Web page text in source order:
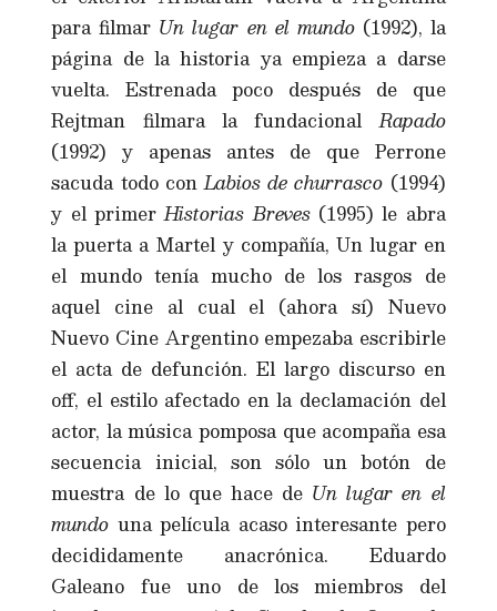
para filmar Un lugar en el mundo (1992), la
página de la historia ya empieza a darse
vuelta. Estrenada poco después de que
Rejtman filmara la fundacionalRapado
(1992) y apenas antes de que Perrone
sacuda todo conLabios de churrasco (1994)
y el primerHistorias Breves(1995) le abra
la puerta a Martel y compañía, Un lugar en
el mundo tenía mucho de los rasgos de
aquel cine al cual el (ahora sí) Nuevo
Nuevo Cine Argentino empezaba escribirle
el acta de defunción. El largo discurso en
off, el estilo afectado en la declamación del
actor, la música pomposa que acompaña esa
secuencia inicial, son sólo un botón de
muestra de lo que hace de Un lugar en el
mundo una película acaso interesante pero
decididamente anacrónica. Eduardo
Galeano fue uno de los miembros del